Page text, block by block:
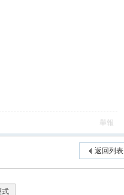
舉報
返回列表
式